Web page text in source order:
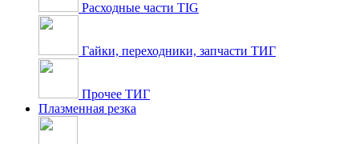
Расходные части TIG
Гайки, переходники, запчасти ТИГ
Прочее ТИГ
Плазменная резка